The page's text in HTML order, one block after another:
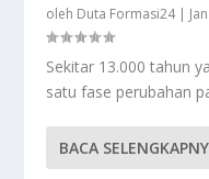
oleh Duta Formasi24|
Sekitar 13.000 tahun
satu fase perubahan
BACA